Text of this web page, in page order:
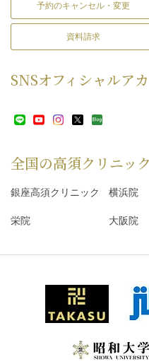
予約のキャンセル・変更
資料請求
SNSオフィシャルア
全国の高須クリニッ
銀座高須クリニック 横浜院
栄院 大阪院